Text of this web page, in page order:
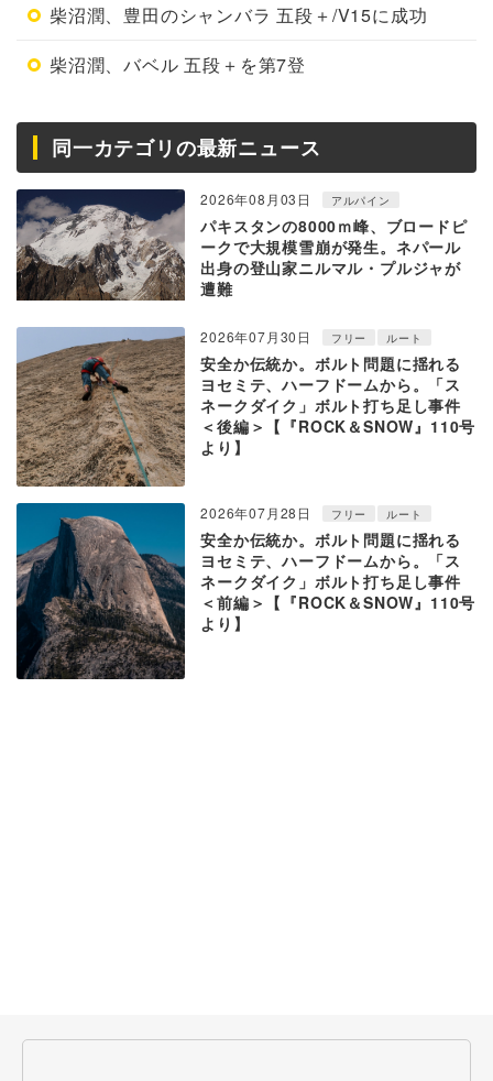
柴沼潤、豊田のシャンバラ 五段＋/V15に成功
柴沼潤、バベル 五段＋を第7登
同一カテゴリの最新ニュース
2026年08月03日 アルパイン
パキスタンの8000ｍ峰、ブロードピ
ークで大規模雪崩が発生。ネパール
出身の登山家ニルマル・プルジャが
遭難
2026年07月30日 フリー ルート
安全か伝統か。ボルト問題に揺れる
ヨセミテ、ハーフドームから。「ス
ネークダイク」ボルト打ち足し事件
＜後編＞【『ROCK＆SNOW』110号
より】
2026年07月28日 フリー ルート
安全か伝統か。ボルト問題に揺れる
ヨセミテ、ハーフドームから。「ス
ネークダイク」ボルト打ち足し事件
＜前編＞【『ROCK＆SNOW』110号
より】